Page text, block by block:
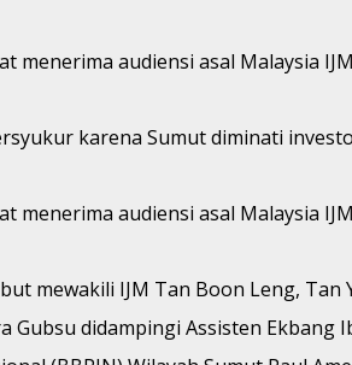
menerima audiensi asal Malaysia
karena Sumut diminati
menerima audiensi asal Malaysia
mewakili IJM Tan Boon Leng,
Gubsu didampingi Assisten